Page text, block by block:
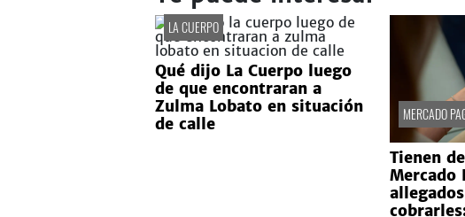
LA CUERPO
Qué dijo La Cuerpo luego
de que encontraran a
Zulma Lobato en situación
de calle
MERCADO
Tienen
Mercado